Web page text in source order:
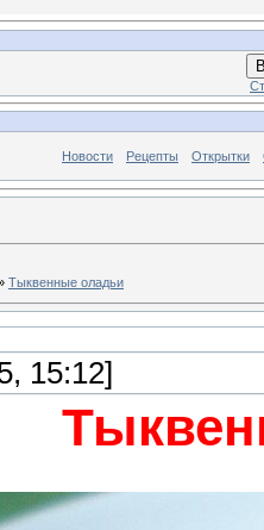
Новости Рецепты Открытки
Тыквенные оладьи
15:12]